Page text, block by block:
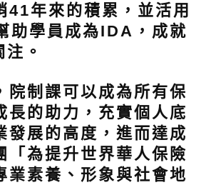
41年來的積累，並活用
助學員成為IDA，成就
。
制課可以成為所有保
長的助力，充實個人底
發展的高度，進而達成
「為提升世界華人保險
業素養、形象與社會地